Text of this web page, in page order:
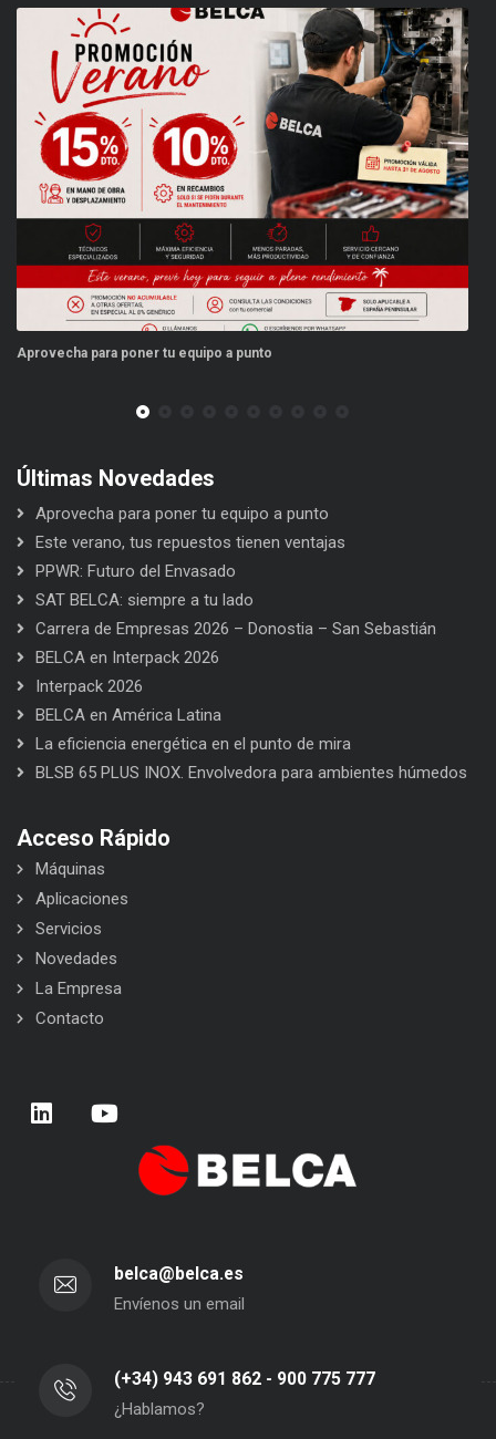
poner tu equipo a punto
Últimas Novedades
Aprovecha para poner tu equipo a punto
Este verano, tus repuestos tienen ventajas
PPWR: Futuro del Envasado
SAT BELCA: siempre a tu lado
Carrera de Empresas 2026 – Donostia – San Sebastián
BELCA en Interpack 2026
Interpack 2026
BELCA en América Latina
La eficiencia energética en el punto de mira
BLSB 65 PLUS INOX. Envolvedora para ambientes húmedos
Acceso Rápido
Máquinas
Aplicaciones
Servicios
Novedades
La Empresa
Contacto
belca@belca.es
Envíenos un email
(+34) 943 691 862 - 900 775 777
¿Hablamos?